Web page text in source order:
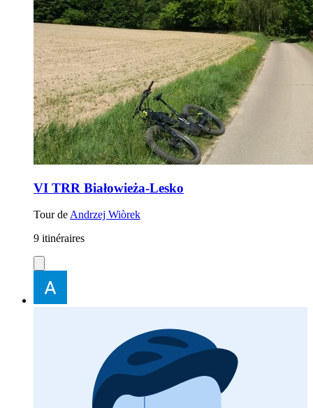
VI TRR Białowieża-Lesko
Tour de Andrzej Wiòrek
9 itinéraires